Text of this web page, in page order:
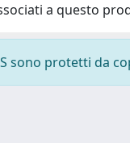
a questo
sono protetti da